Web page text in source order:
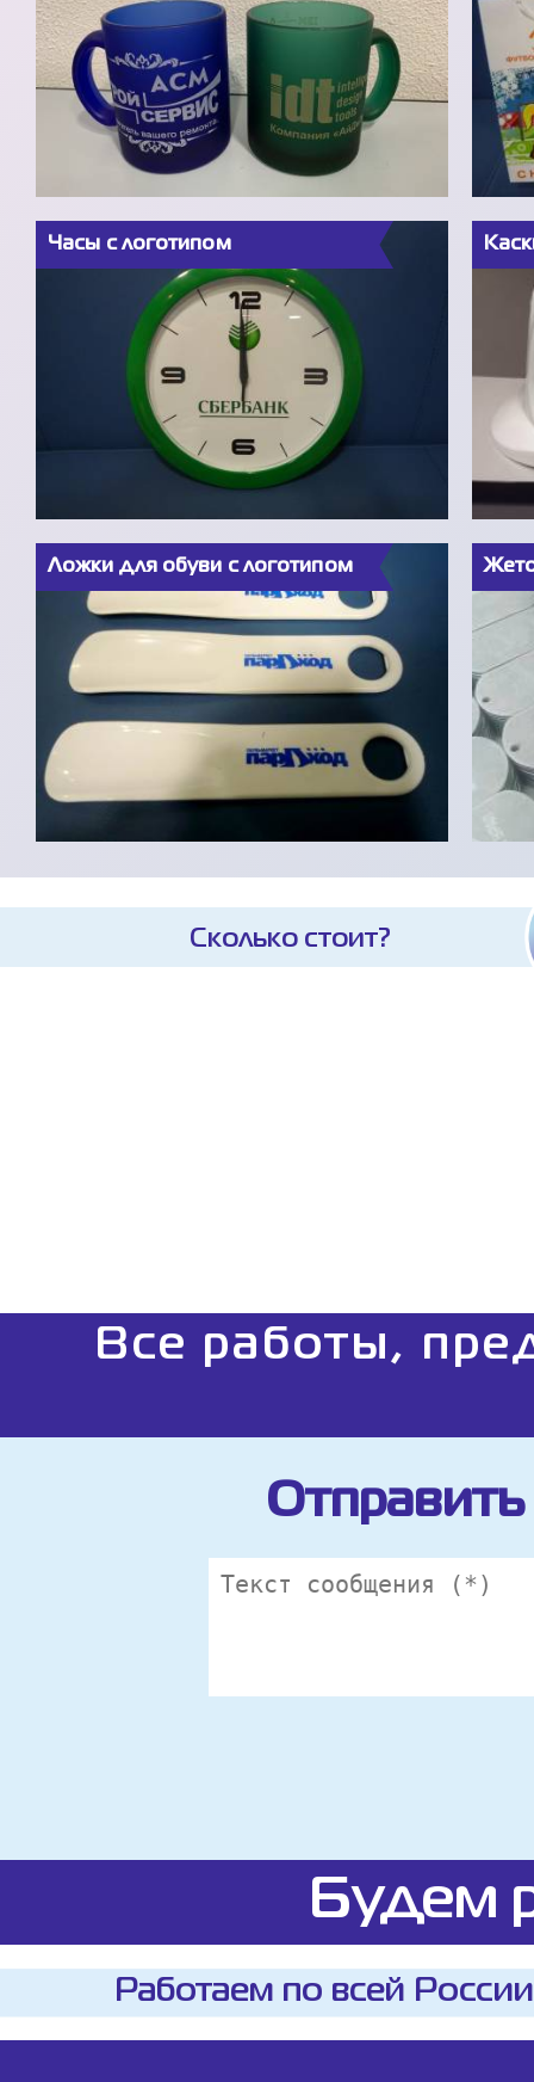
Часы с логотипом
Ложки для обуви с логотипом
Сколько стоит?
Все работы,
Отправить
Будем
Работаем по всей